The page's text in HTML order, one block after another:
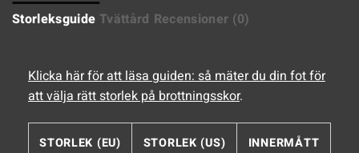
Storleksguide Tvättård Recensioner (0)
Klicka här för att läsa guiden: så mäter du din fot för
att välja rätt storlek på brottningsskor.
STORLEK (EU) STORLEK (US) INNERMÅTT